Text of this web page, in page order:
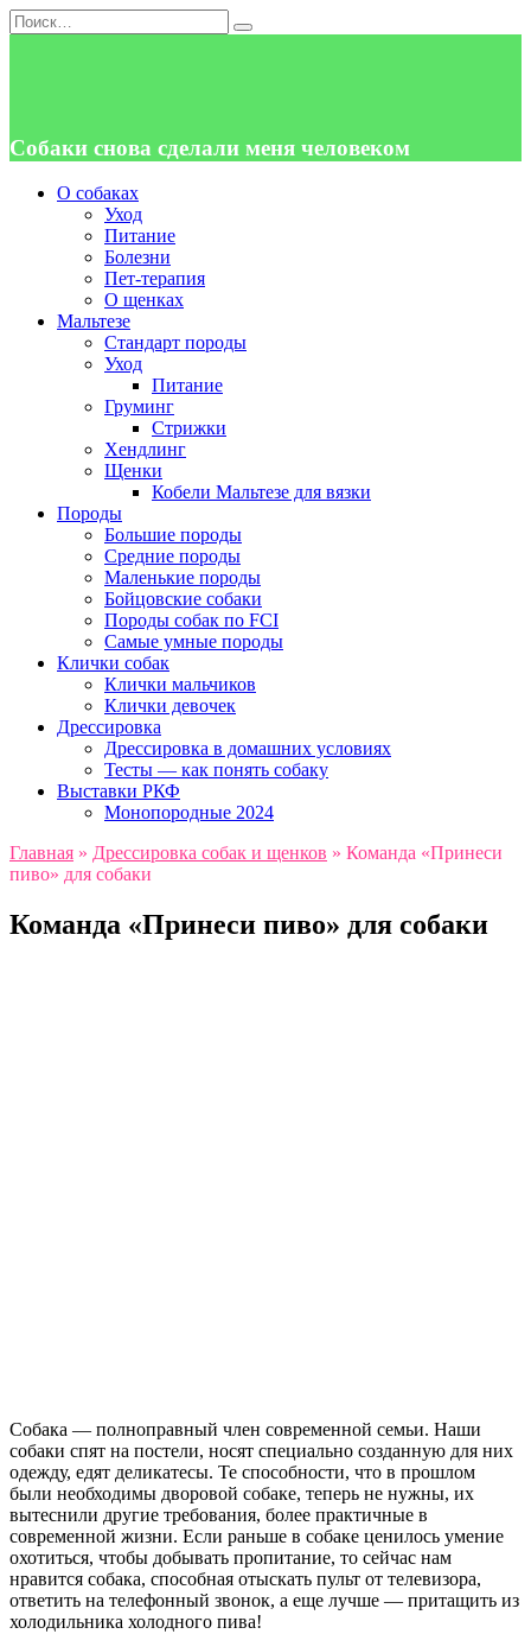
Перейти
к
Search
for:
Собаки снова сделали меня человеком
О собаках
Уход
Питание
Болезни
Пет-терапия
О щенках
Мальтезе
Стандарт породы
Уход
Питание
Груминг
Стрижки
Хендлинг
Щенки
Кобели Мальтезе для вязки
Породы
Большие породы
Средние породы
Маленькие породы
Бойцовские собаки
Породы собак по FCI
Самые умные породы
Клички собак
Клички мальчиков
Клички девочек
Дрессировка
Дрессировка в домашних условиях
Тесты — как понять собаку
Выставки РКФ
Монопородные 2024
Главная » Дрессировка собак и щенков » Команда «Принеси
пиво» для собаки
Команда «Принеси пиво» для собаки
Собака — полноправный член современной семьи. Наши
собаки спят на постели, носят специально созданную для них
одежду, едят деликатесы. Те способности, что в прошлом
были необходимы дворовой собаке, теперь не нужны, их
вытеснили другие требования, более практичные в
современной жизни. Если раньше в собаке ценилось умение
охотиться, чтобы добывать пропитание, то сейчас нам
нравится собака, способная отыскать пульт от телевизора,
ответить на телефонный звонок, а еще лучше — притащить из
холодильника холодного пива!